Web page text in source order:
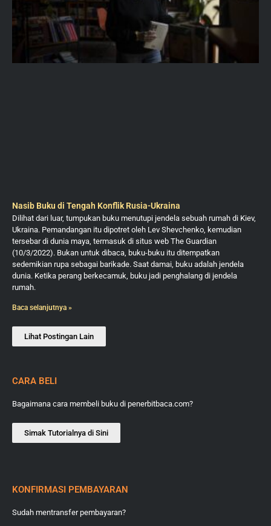
Nasib Buku di Tengah Konflik Rusia-Ukraina
Dilihat dari luar, tumpukan buku menutupi jendela sebuah rumah di Kiev,
Ukraina. Pemandangan itu dipotret oleh Lev Shevchenko, kemudian
tersebar di dunia maya, termasuk di situs web The Guardian
(10/3/2022). Bukan untuk dibaca, buku-buku itu ditempatkan
sedemikian rupa sebagai barikade. Saat damai, buku adalah jendela
dunia. Ketika perang berkecamuk, buku jadi penghalang di jendela
rumah.
Baca selanjutnya »
Lihat Postingan Lain
CARA BELI
Bagaimana cara membeli buku di penerbitbaca.com?
Simak Tutorialnya di Sini
KONFIRMASI PEMBAYARAN
Sudah mentransfer pembayaran?